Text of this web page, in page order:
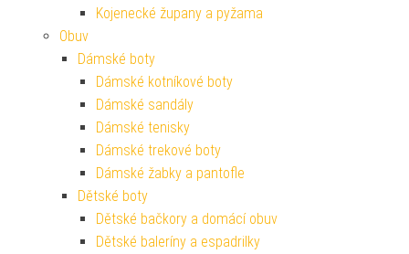
Kojenecké župany a pyžama
Obuv
Dámské boty
Dámské kotníkové boty
Dámské sandály
Dámské tenisky
Dámské trekové boty
Dámské žabky a pantofle
Dětské boty
Dětské bačkory a domácí obuv
Dětské baleríny a espadrilky